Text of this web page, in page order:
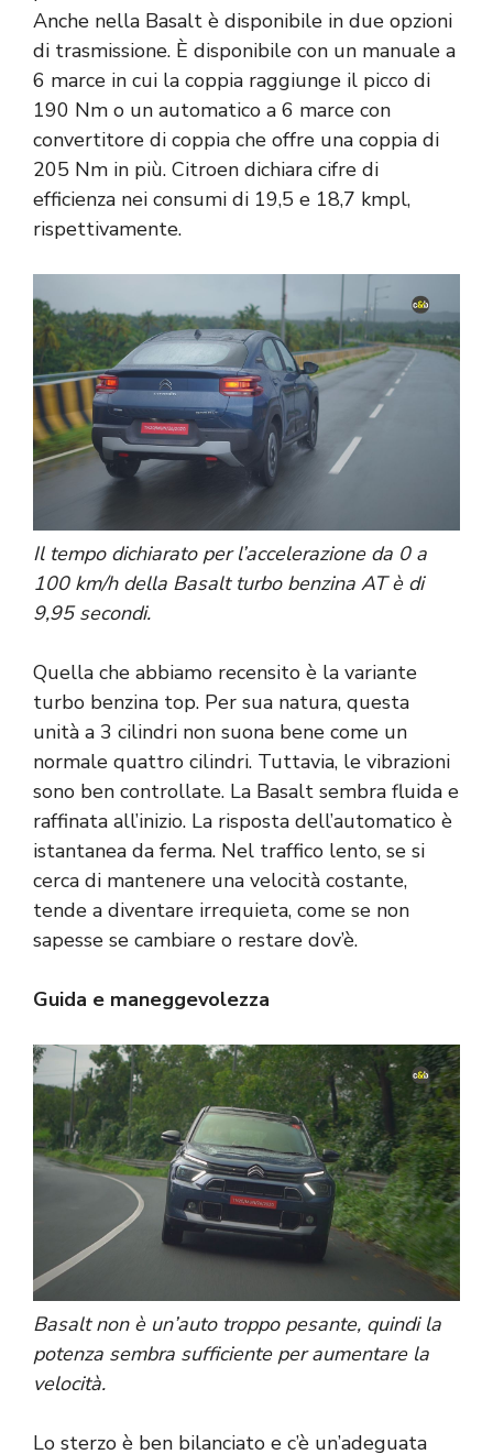
Anche nella Basalt è disponibile in due opzioni
di trasmissione. È disponibile con un manuale a
6 marce in cui la coppia raggiunge il picco di
190 Nm o un automatico a 6 marce con
convertitore di coppia che offre una coppia di
205 Nm in più. Citroen dichiara cifre di
efficienza nei consumi di 19,5 e 18,7 kmpl,
rispettivamente.
Il tempo dichiarato per l’accelerazione da 0 a
100 km/h della Basalt turbo benzina AT è di
9,95 secondi.
Quella che abbiamo recensito è la variante
turbo benzina top. Per sua natura, questa
unità a 3 cilindri non suona bene come un
normale quattro cilindri. Tuttavia, le vibrazioni
sono ben controllate. La Basalt sembra fluida e
raffinata all’inizio. La risposta dell’automatico è
istantanea da ferma. Nel traffico lento, se si
cerca di mantenere una velocità costante,
tende a diventare irrequieta, come se non
sapesse se cambiare o restare dov’è.
Guida e maneggevolezza
Basalt non è un’auto troppo pesante, quindi la
potenza sembra sufficiente per aumentare la
velocità.
Lo sterzo è ben bilanciato e c’è un’adeguata